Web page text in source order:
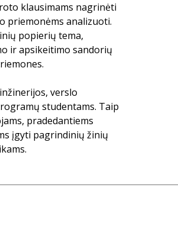
klausimams nagrinėti
priemonėms analizuoti.
popierių tema,
ir apsikeitimo sandorių
verslo
studentams. Taip
pradedantiems
įgyti pagrindinių žinių